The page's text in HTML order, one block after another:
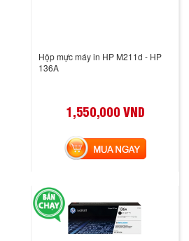
Hộp mực máy in HP M211d - HP
136A
1,550,000 VND
MUA NGAY